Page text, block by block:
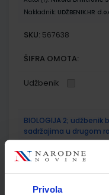
Privola
Nakladnik: UDŽBENIK.HR
SKU: 567638
ŠIFRA OMOTA:
Udžbenik
BIOLOGIJA 2;
sadržajima u drugom
Autor(i):Lucić Skejo
Nakladnik:ŠKOLSKA KNJIGA
SKU: 567648